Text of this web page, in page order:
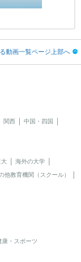
動画一覧ページ上部へ
関西
中国・四国
海外の大学
他教育機関（スクール）
康・スポーツ